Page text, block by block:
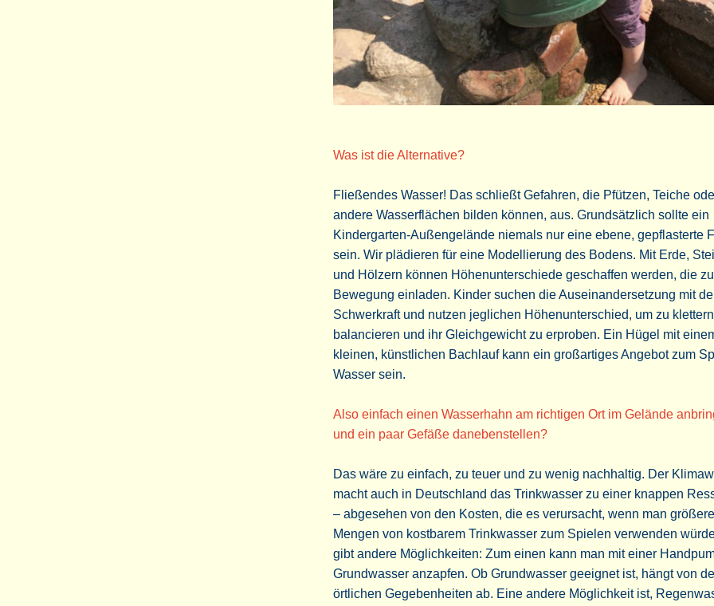
Was ist die Alternative?
Fließendes Wasser! Das schließt Gefahren, die Pfützen, Teiche
andere Wasserflächen bilden können, aus. Grundsätzlich sollte ein
Kindergarten-Außengelände niemals nur eine ebene, gepflasterte
sein. Wir plädieren für eine Modellierung des Bodens. Mit Erde,
und Hölzern können Höhenunterschiede geschaffen werden, die
Bewegung einladen. Kinder suchen die Auseinandersetzung mit
Schwerkraft und nutzen jeglichen Höhenunterschied, um zu
balancieren und ihr Gleichgewicht zu erproben. Ein Hügel mit
kleinen, künstlichen Bachlauf kann ein großartiges Angebot zum
Wasser sein.
Also einfach einen Wasserhahn am richtigen Ort im Gelände
und ein paar Gefäße danebenstellen?
Das wäre zu einfach, zu teuer und zu wenig nachhaltig. Der
macht auch in Deutschland das Trinkwasser zu einer knappen
– abgesehen von den Kosten, die es verursacht, wenn man größere
Mengen von kostbarem Trinkwasser zum Spielen verwenden
gibt andere Möglichkeiten: Zum einen kann man mit einer
Grundwasser anzapfen. Ob Grundwasser geeignet ist, hängt von
örtlichen Gegebenheiten ab. Eine andere Möglichkeit ist,